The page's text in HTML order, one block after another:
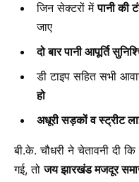
जिन सेक्टरों मेंपानी की
जाए
दो बार पानी आपूर्ति
डी टाइप सहित सभी
हो
अधूरी सड़कों व स्ट्रीट
बी.के. चौधरी ने चेतावनी दी कि
गई, तोजय झारखंड मजदूर